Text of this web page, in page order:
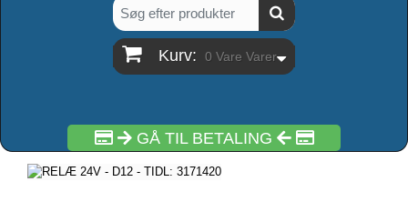
Kurv: 0 Vare Varer
GÅ TIL BETALING